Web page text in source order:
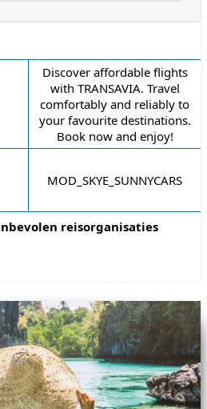
reisorganisaties
Discover affordable flights
with TRANSAVIA. Travel
comfortably and reliably to
your favourite destinations.
Book now and enjoy!
MOD_SKYE_SUNNYCARS